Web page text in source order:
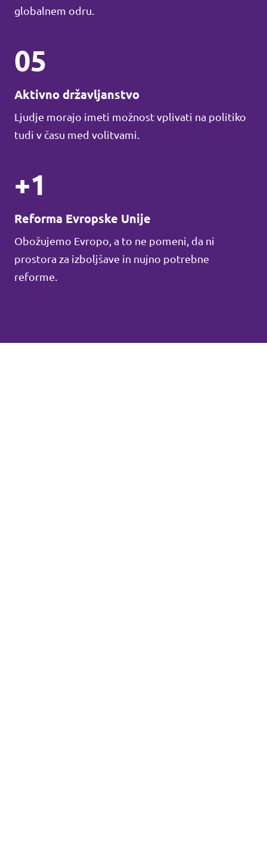
globalnem odru.
05
Aktivno državljanstvo
Ljudje morajo imeti možnost vplivati na politiko
tudi v času med volitvami.
+1
Reforma Evropske Unije
Obožujemo Evropo, a to ne pomeni, da ni
prostora za izboljšave in nujno potrebne
reforme.